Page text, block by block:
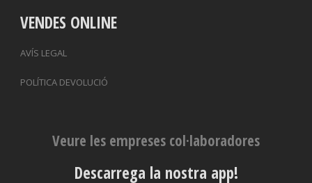
VENDES ONLINE
AVÍS LEGAL
POLÍTICA DEVOLUCIÓ
Veure les empreses col·laboradores
Descarrega la nostra app!